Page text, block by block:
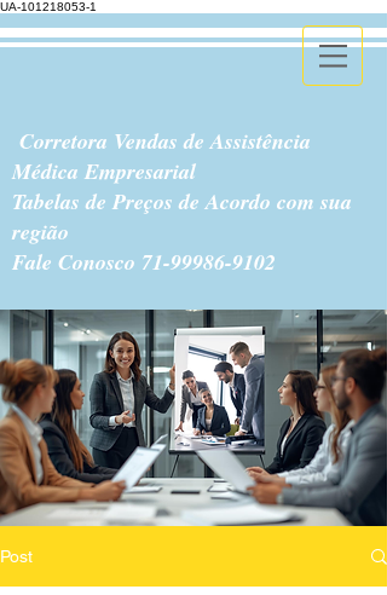
UA-101218053-1
Corretora Vendas de Assistência
Médica Empresarial
Tabelas de Preços de Acordo com sua
região
Fale Conosco 71-99986-9102
Post